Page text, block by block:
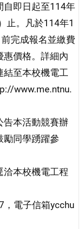
自即日起至114年
止。凡於114年1
完成報名並繳費
惠價格。詳細內
結至本校機電工
www.me.ntnu.
告本活動競賽辦
勵同學踴躍參
洽本校機電工程
，電子信箱ycchu